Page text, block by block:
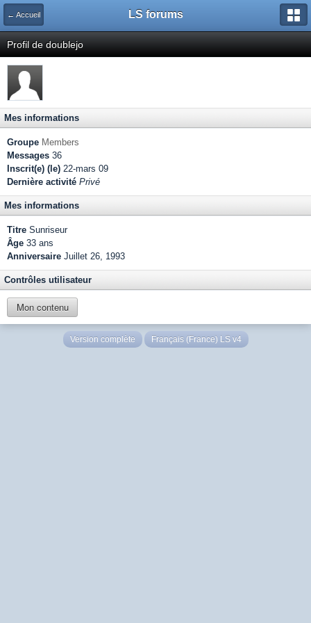
← Accueil LS forums
Profil de doublejo
Mes informations
Groupe Members
Messages 36
Inscrit(e) (le) 22-mars 09
Dernière activité Privé
Mes informations
Titre Sunriseur
Âge 33 ans
Anniversaire Juillet 26, 1993
Contrôles utilisateur
Mon contenu
Version complète Français (France) LS v4